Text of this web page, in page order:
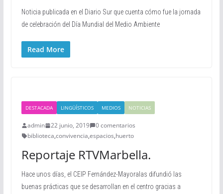
Noticia publicada en el Diario Sur que cuenta cómo fue la jornada
de celebración del Día Mundial del Medio Ambiente
Read More
DESTACADA LINGÜÍSTICOS MEDIOS NOTICIAS
admin 22 junio, 2019
0 comentarios
biblioteca,convivencia,espacios,huerto
Reportaje RTVMarbella.
Hace unos días, el CEIP Fernández-Mayoralas difundió las
buenas prácticas que se desarrollan en el centro gracias a